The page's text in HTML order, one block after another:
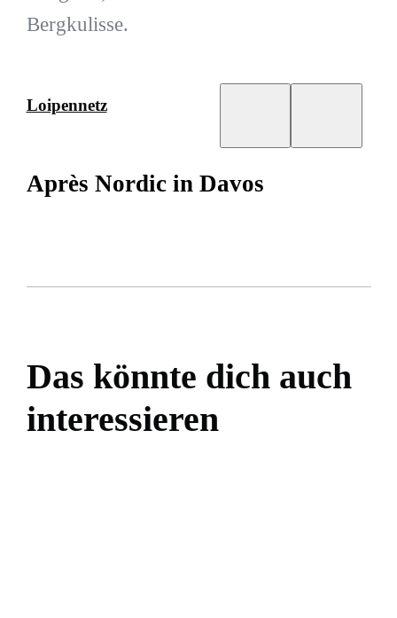
Bergkulisse.
Loipennetz
Après Nordic in Davos
Das könnte dich auch
interessieren